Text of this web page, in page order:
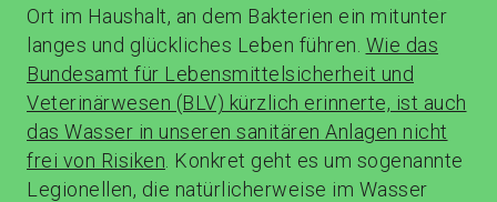
Ort im Haushalt, an dem Bakterien ein mitunter
langes und glückliches Leben führen. Wie das
Bundesamt für Lebensmittelsicherheit und
Veterinärwesen (BLV) kürzlich erinnerte, ist auch
das Wasser in unseren sanitären Anlagen nicht
frei von Risiken . Konkret geht es um sogenannte
Legionellen, die natürlicherweise im Wasser